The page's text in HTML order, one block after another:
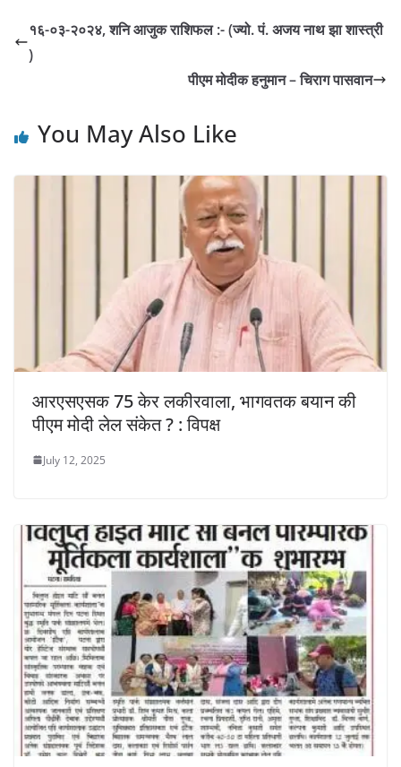
१६-०३-२०२४, शनि आजुक राशिफल :- (ज्यो. पं. अजय नाथ झा शास्त्री
)
पीएम मोदीक हनुमान – चिराग पासवान
You May Also Like
आरएसएसक 75 केर लकीरवाला, भागवतक बयान की
पीएम मोदी लेल संकेत ? : विपक्ष
July 12, 2025